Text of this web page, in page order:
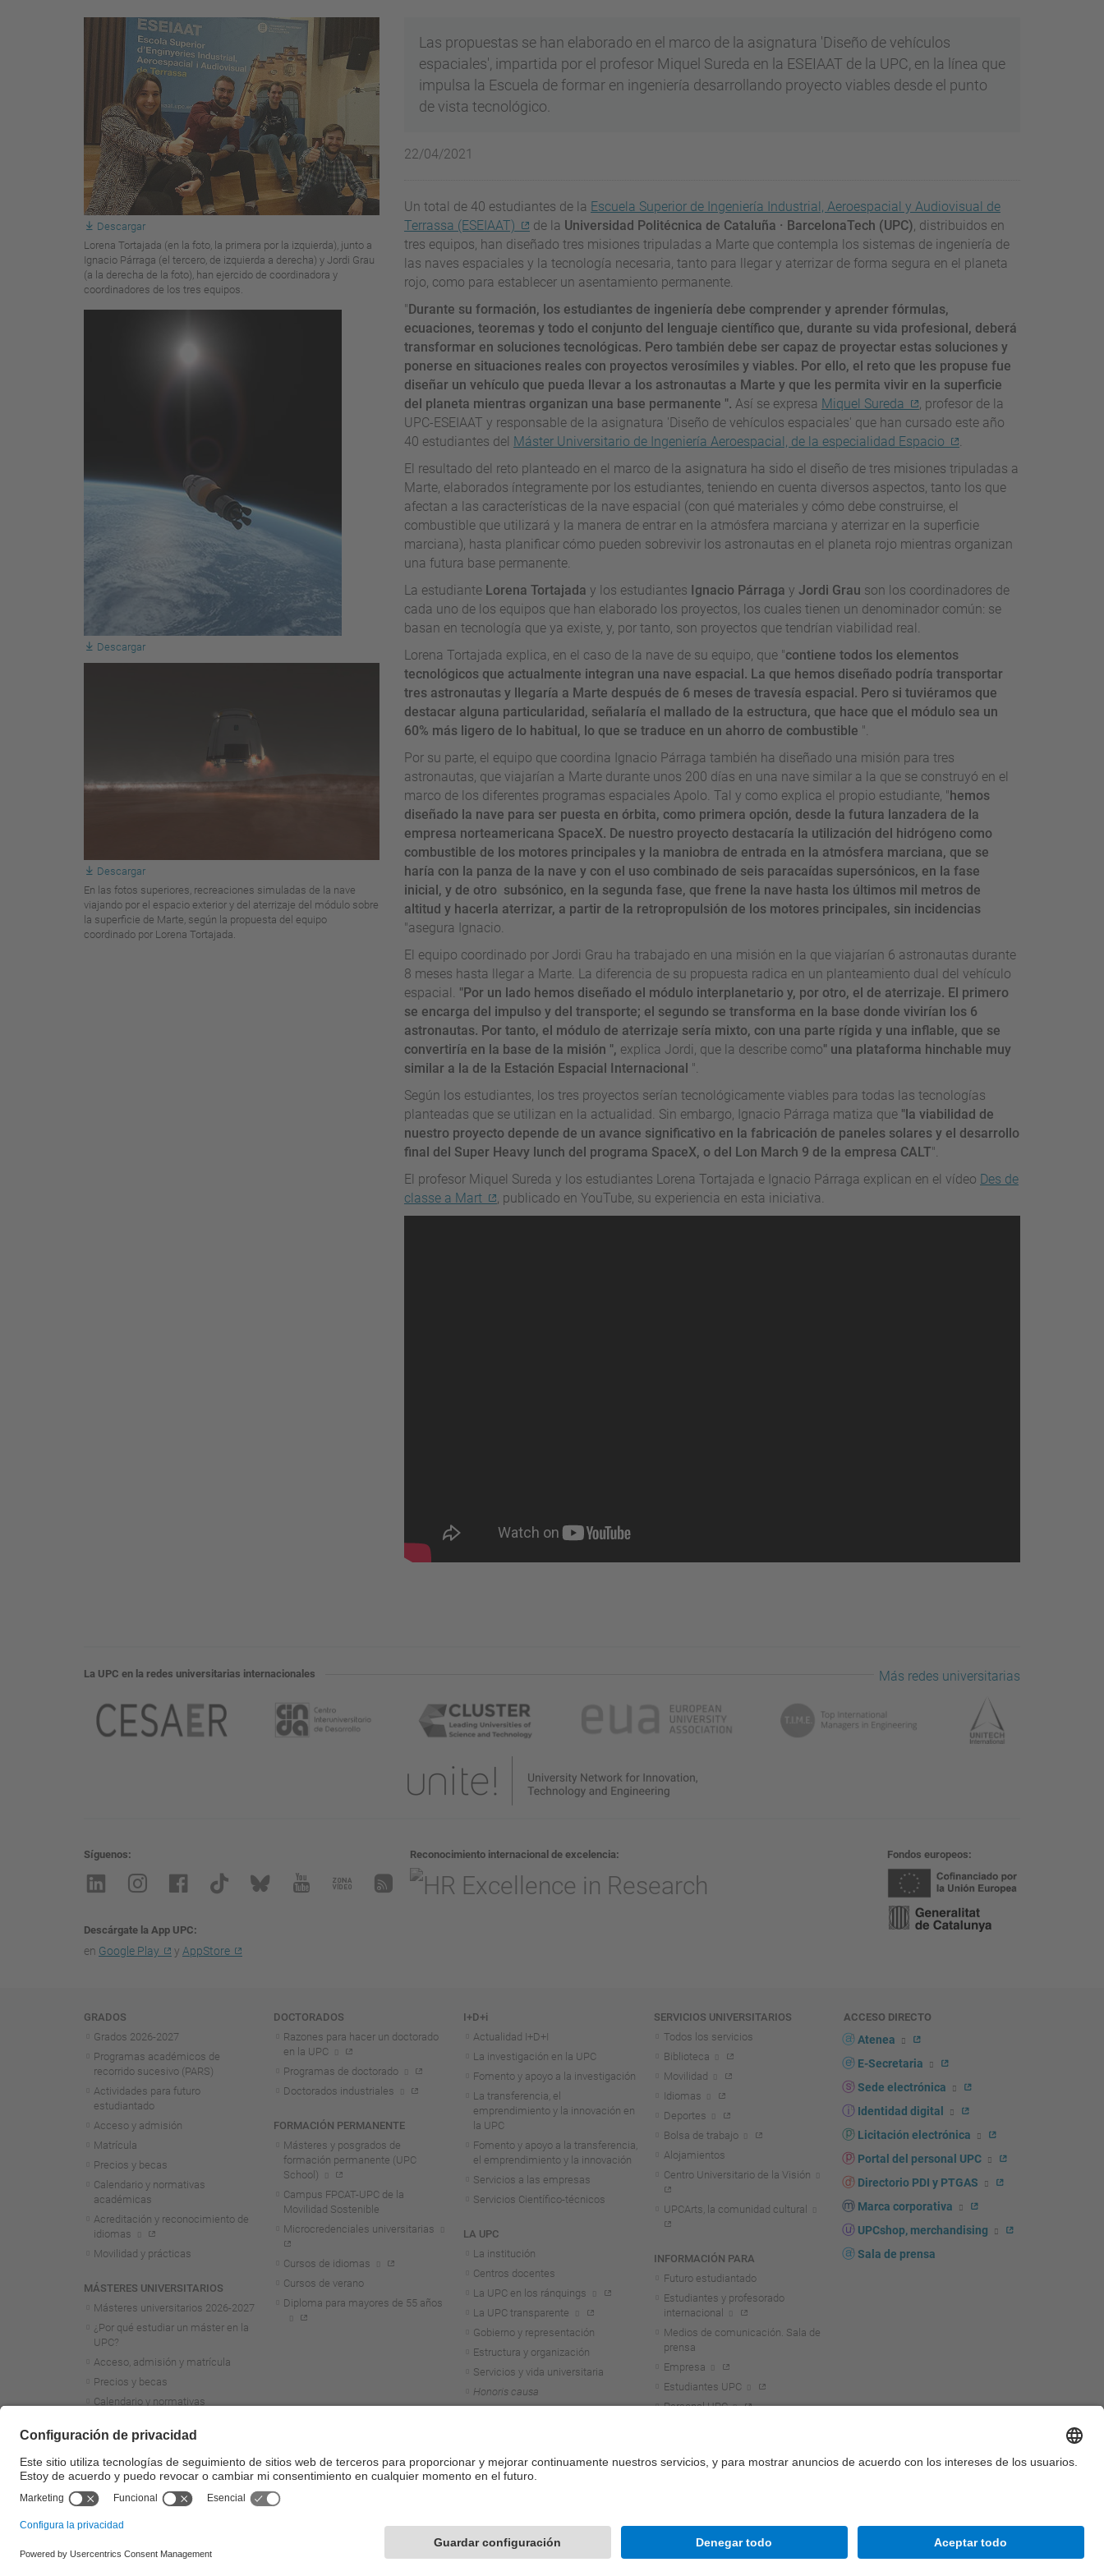
Descargar
Lorena Tortajada (en la foto, la primera por la izquierda), junto a
Ignacio Párraga (el tercero, de izquierda a derecha) y Jordi Grau
(a la derecha de la foto), han ejercido de coordinadora y
coordinadores de los tres equipos.
Descargar
Descargar
En las fotos superiores, recreaciones simuladas de la nave
viajando por el espacio exterior y del aterrizaje del módulo sobre
la superficie de Marte, según la propuesta del equipo
coordinado por Lorena Tortajada.
Las propuestas se han elaborado en el marco de la asignatura 'Diseño de vehículos
espaciales', impartida por el profesor Miquel Sureda en la ESEIAAT de la UPC, en la línea que
impulsa la Escuela de formar en ingeniería desarrollando proyecto viables desde el punto
de vista tecnológico.
22/04/2021
Un total de 40 estudiantes de la Escuela Superior de Ingeniería Industrial, Aeroespacial y Audiovisual de
Terrassa (ESEIAAT)
de la Universidad Politécnica de Cataluña · BarcelonaTech (UPC), distribuidos en
tres equipos, han diseñado tres misiones tripuladas a Marte que contempla los sistemas de ingeniería de
las naves espaciales y la tecnología necesaria, tanto para llegar y aterrizar de forma segura en el planeta
rojo, como para establecer un asentamiento permanente.
" Durante su formación, los estudiantes de ingeniería debe comprender y aprender fórmulas,
ecuaciones, teoremas y todo el conjunto del lenguaje científico que, durante su vida profesional, deberá
transformar en soluciones tecnológicas. Pero también debe ser capaz de proyectar estas soluciones y
ponerse en situaciones reales con proyectos verosímiles y viables. Por ello, el reto que les propuse fue
diseñar un vehículo que pueda llevar a los astronautas a Marte y que les permita vivir en la superficie
del planeta mientras organizan una base permanente ". Así se expresa Miquel Sureda
, profesor de la
UPC-ESEIAAT y responsable de la asignatura 'Diseño de vehículos espaciales' que han cursado este año
40 estudiantes del Máster Universitario de Ingeniería Aeroespacial, de la especialidad Espacio
.
El resultado del reto planteado en el marco de la asignatura ha sido el diseño de tres misiones tripuladas a
Marte, elaborados íntegramente por los estudiantes, teniendo en cuenta diversos aspectos, tanto los que
afectan a las características de la nave espacial (con qué materiales y cómo debe construirse, el
combustible que utilizará y la manera de entrar en la atmósfera marciana y aterrizar en la superficie
marciana), hasta planificar cómo pueden sobrevivir los astronautas en el planeta rojo mientras organizan
una futura base permanente.
La estudiante Lorena Tortajada y los estudiantes Ignacio Párraga y Jordi Grau son los coordinadores de
cada uno de los equipos que han elaborado los proyectos, los cuales tienen un denominador común: se
basan en tecnología que ya existe, y, por tanto, son proyectos que tendrían viabilidad real.
Lorena Tortajada explica, en el caso de la nave de su equipo, que "contiene todos los elementos
tecnológicos que actualmente integran una nave espacial. La que hemos diseñado podría transportar
tres astronautas y llegaría a Marte después de 6 meses de travesía espacial. Pero si tuviéramos que
destacar alguna particularidad, señalaría el mallado de la estructura, que hace que el módulo sea un
60% más ligero de lo habitual, lo que se traduce en un ahorro de combustible ".
Por su parte, el equipo que coordina Ignacio Párraga también ha diseñado una misión para tres
astronautas, que viajarían a Marte durante unos 200 días en una nave similar a la que se construyó en el
marco de los diferentes programas espaciales Apolo. Tal y como explica el propio estudiante, " hemos
diseñado la nave para ser puesta en órbita, como primera opción, desde la futura lanzadera de la
empresa norteamericana SpaceX. De nuestro proyecto destacaría la utilización del hidrógeno como
combustible de los motores principales y la maniobra de entrada en la atmósfera marciana, que se
haría con la panza de la nave y con el uso combinado de seis paracaídas supersónicos, en la fase
inicial, y de otro subsónico, en la segunda fase, que frene la nave hasta los últimos mil metros de
altitud y hacerla aterrizar, a partir de la retropropulsión de los motores principales, sin incidencias
"asegura Ignacio.
El equipo coordinado por Jordi Grau ha trabajado en una misión en la que viajarían 6 astronautas durante
8 meses hasta llegar a Marte. La diferencia de su propuesta radica en un planteamiento dual del vehículo
espacial. "Por un lado hemos diseñado el módulo interplanetario y, por otro, el de aterrizaje. El primero
se encarga del impulso y del transporte; el segundo se transforma en la base donde vivirían los 6
astronautas. Por tanto, el módulo de aterrizaje sería mixto, con una parte rígida y una inflable, que se
convertiría en la base de la misión ", explica Jordi, que la describe como" una plataforma hinchable muy
similar a la de la Estación Espacial Internacional ".
Según los estudiantes, los tres proyectos serían tecnológicamente viables para todas las tecnologías
planteadas que se utilizan en la actualidad. Sin embargo, Ignacio Párraga matiza que "la viabilidad de
nuestro proyecto depende de un avance significativo en la fabricación de paneles solares y el desarrollo
final del Super Heavy lunch del programa SpaceX, o del Lon March 9 de la empresa CALT".
El profesor Miquel Sureda y los estudiantes Lorena Tortajada e Ignacio Párraga explican en el vídeo Des de
classe a Mart
, publicado en YouTube, su experiencia en esta iniciativa.
La UPC en la redes universitarias internacionales Más redes universitarias
Síguenos
Descárgate la App UPC
en Google Play y AppStore
Reconocimiento internacional de excelencia Fondos europeos
Navegación
GRADOS
Grados 2026-2027
Programas académicos de
recorrido sucesivo (PARS)
Actividades para futuro
estudiantado
Acceso y admisión
Matrícula
Precios y becas
Calendario y normativas
académicas
Acreditación y reconocimiento de
idiomas
Movilidad y prácticas
MÁSTERES UNIVERSITARIOS
Másteres universitarios 2026-2027
¿Por qué estudiar un máster en la
UPC?
Acceso, admisión y matrícula
Precios y becas
Calendario y normativas
Acreditación y reconocimiento de
Movilidad y prácticas
Másteres de formación
permanente
DOCTORADOS
Razones para hacer un doctorado
en la UPC
Programas de doctorado
Doctorados industriales
FORMACIÓN PERMANENTE
Másteres y posgrados de
formación permanente (UPC
School)
Campus FPCAT-UPC de la
Movilidad Sostenible
Microcredenciales universitarias
Cursos de idiomas
Cursos de verano
Diploma para mayores de 55 años
I+D+i
Actualidad I+D+I
La investigación en la UPC
Fomento y apoyo a la investigación
La transferencia, el
emprendimiento y la innovación en
la UPC
Fomento y apoyo a la transferencia,
el emprendimiento y la innovación
Servicios a las empresas
Servicios Científico-técnicos
LA UPC
La institución
Centros docentes
La UPC en los ránquings
La UPC transparente
Gobierno y representación
Estructura y organización
Servicios y vida universitaria
Honoris causa
SERVICIOS UNIVERSITARIOS
Todos los servicios
Biblioteca
Movilidad
Idiomas
Deportes
Bolsa de trabajo
Alojamientos
Centro Universitario de la Visión
UPCArts, la comunidad cultural
INFORMACIÓN PARA
Futuro estudiantado
Estudiantes y profesorado
internacional
Medios de comunicación. Sala de
prensa
Empresa
Estudiantes UPC
Personal UPC
ACCESO DIRECTO
Atenea
E-Secretaria
Sede electrónica
Identidad digital
Licitación electrónica
Portal del personal UPC
Directorio PDI y PTGAS
Marca corporativa
UPCshop, merchandising
Sala de prensa
© UPC Universitat Politècnica de Catalunya - BarcelonaTech Contacto Mapa del web Accesibilidad Aviso legal Configuración de privacidad